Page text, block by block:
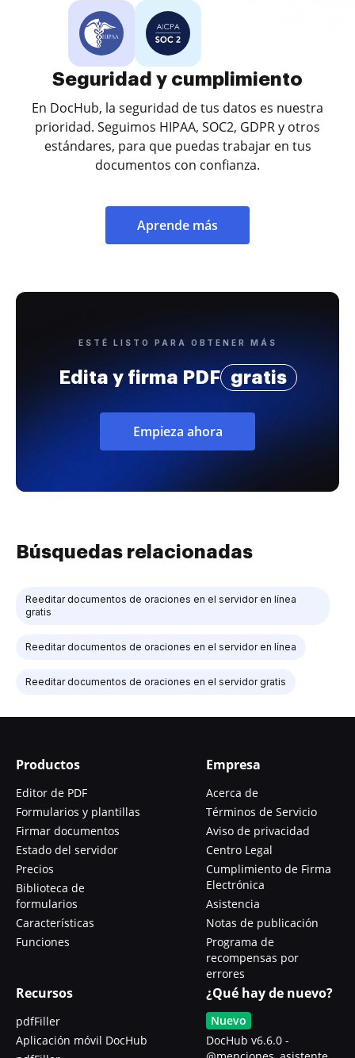
Seguridad y cumplimiento
En DocHub, la seguridad de tus datos es nuestra
prioridad. Seguimos HIPAA, SOC2, GDPR y otros
estándares, para que puedas trabajar en tus
documentos con confianza.
Aprende más
ESTÉ LISTO PARA OBTENER MÁS
Edita y firma PDF gratis
Empieza ahora
Búsquedas relacionadas
Reeditar documentos de oraciones en el servidor en línea
gratis
Reeditar documentos de oraciones en el servidor en línea
Reeditar documentos de oraciones en el servidor gratis
Productos
Editor de PDF
Formularios y plantillas
Firmar documentos
Estado del servidor
Precios
Biblioteca de
formularios
Características
Funciones
Empresa
Acerca de
Términos de Servicio
Aviso de privacidad
Centro Legal
Cumplimiento de Firma
Electrónica
Asistencia
Notas de publicación
Programa de
recompensas por
errores
Recursos
pdfFiller
Aplicación móvil DocHub
¿Qué hay de nuevo?
Nuevo
DocHub v6.6.0 -